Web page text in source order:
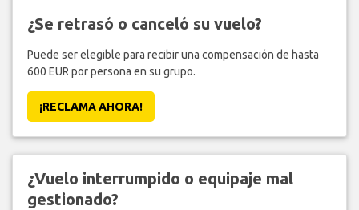
¿Se retrasó o canceló su vuelo?
Puede ser elegible para recibir una compensación de hasta
600 EUR por persona en su grupo.
¡RECLAMA AHORA!
¿Vuelo interrumpido o equipaje mal
gestionado?